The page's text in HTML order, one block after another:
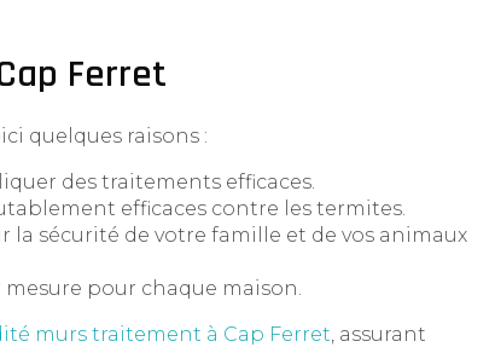
Ferret
quelques raisons :
des traitements efficaces.
efficaces contre les termites.
sécurité de votre famille et de vos animaux
pour chaque maison.
murs traitement à Cap Ferret , assurant